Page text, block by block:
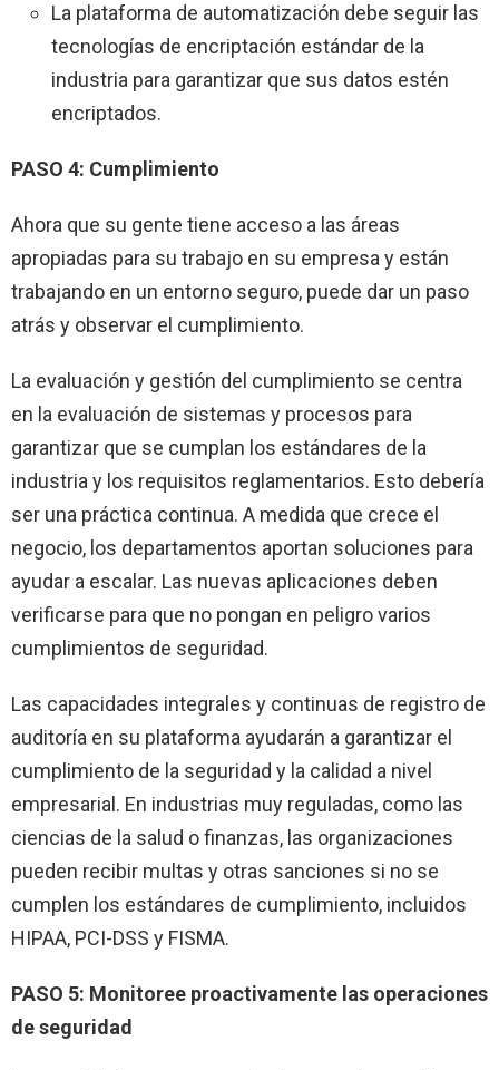
La plataforma de automatización debe seguir las
tecnologías de encriptación estándar de la
industria para garantizar que sus datos estén
encriptados.
PASO 4: Cumplimiento
Ahora que su gente tiene acceso a las áreas
apropiadas para su trabajo en su empresa y están
trabajando en un entorno seguro, puede dar un paso
atrás y observar el cumplimiento.
La evaluación y gestión del cumplimiento se centra
en la evaluación de sistemas y procesos para
garantizar que se cumplan los estándares de la
industria y los requisitos reglamentarios. Esto debería
ser una práctica continua. A medida que crece el
negocio, los departamentos aportan soluciones para
ayudar a escalar. Las nuevas aplicaciones deben
verificarse para que no pongan en peligro varios
cumplimientos de seguridad.
Las capacidades integrales y continuas de registro de
auditoría en su plataforma ayudarán a garantizar el
cumplimiento de la seguridad y la calidad a nivel
empresarial. En industrias muy reguladas, como las
ciencias de la salud o finanzas, las organizaciones
pueden recibir multas y otras sanciones si no se
cumplen los estándares de cumplimiento, incluidos
HIPAA, PCI-DSS y FISMA.
PASO 5: Monitoree proactivamente las operaciones
de seguridad